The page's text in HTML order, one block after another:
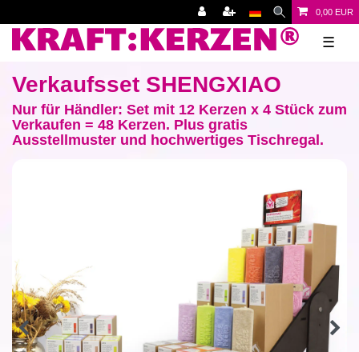
0,00 EUR
☰
Verkaufsset SHENGXIAO
Nur für Händler: Set mit 12 Kerzen x 4 Stück zum
Verkaufen = 48 Kerzen. Plus gratis
Ausstellmuster und hochwertiges Tischregal.